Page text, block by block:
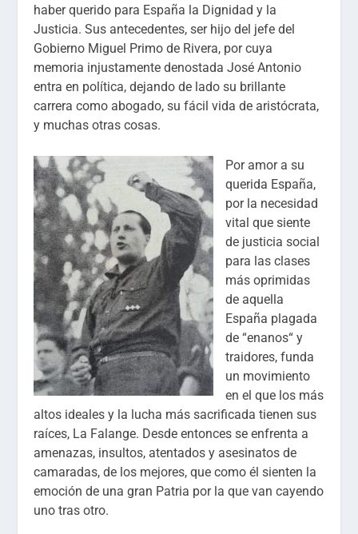
haber querido para España la Dignidad y la
Justicia. Sus antecedentes, ser hijo del jefe del
Gobierno Miguel Primo de Rivera, por cuya
memoria injustamente denostada José Antonio
entra en política, dejando de lado su brillante
carrera como abogado, su fácil vida de aristócrata,
y muchas otras cosas.
Por amor a su
querida España,
por la necesidad
vital que siente
de justicia social
para las clases
más oprimidas
de aquella
España plagada
de “enanos“ y
traidores, funda
un movimiento
en el que los más
altos ideales y la lucha más sacrificada tienen sus
raíces, La Falange. Desde entonces se enfrenta a
amenazas, insultos, atentados y asesinatos de
camaradas, de los mejores, que como él sienten la
emoción de una gran Patria por la que van cayendo
uno tras otro.